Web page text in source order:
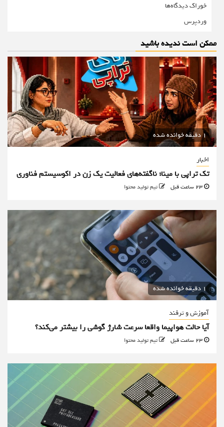
خوراک دیدگاه‌ها
وردپرس
ممکن است ندیده باشید
1 دقیقه خوانده شده
اخبار
تک تراپی با مینا؛ ناگفته‌های فعالیت یک زن در اکوسیستم فناوری
تیم تولید محتوا
1 دقیقه خوانده شده
آموزش و ترفند
آیا حالت هواپیما واقعا سرعت شارژ گوشی را بیشتر می‌کند؟
تیم تولید محتوا